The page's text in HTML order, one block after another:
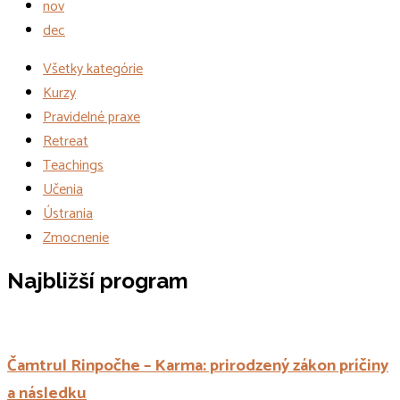
nov
dec
Všetky kategórie
Kurzy
Pravidelné praxe
Retreat
Teachings
Učenia
Ústrania
Zmocnenie
Udalosti
Najbližší program
Čamtrul Rinpočhe – Karma: prirodzený zákon príčiny
a následku